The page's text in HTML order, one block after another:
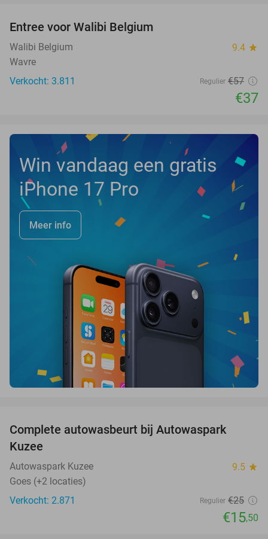
Entree voor Walibi Belgium
Walibi Belgium 9.4 star
Wavre
Verkocht: 3.811
Regulier €57
€37
Win vandaag een gratis
iPhone 17 Pro
Meer info
Complete autowasbeurt bij Autowaspark
Kuzee
Autowaspark Kuzee 9.5 star
Goes (+2 locaties)
Verkocht: 2.871
Regulier €25
€15,50